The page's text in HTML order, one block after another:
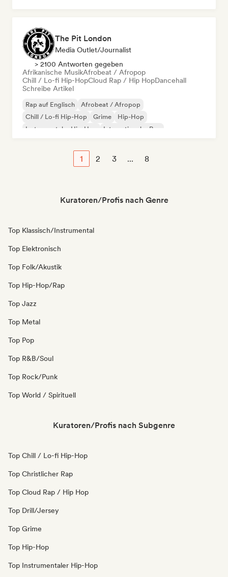
The Pit London
Media Outlet/Journalist
> 2100 Antworten gegeben
Afrikanische MusikAfrobeat / Afropop
Chill / Lo-fi Hip-HopCloud Rap / Hip HopDancehall
Schreibe Artikel
Rap auf Englisch
Afrobeat / Afropop
Chill / Lo-fi Hip-Hop
Grime
Hip-Hop
Instrumentaler Hip-Hop
Internationaler Rap
1 2 3 ... 8
Kuratoren/Profis nach Genre
Top Klassisch/Instrumental
Top Elektronisch
Top Folk/Akustik
Top Hip-Hop/Rap
Top Jazz
Top Metal
Top Pop
Top R&B/Soul
Top Rock/Punk
Top World / Spirituell
Kuratoren/Profis nach Subgenre
Top Chill / Lo-fi Hip-Hop
Top Christlicher Rap
Top Cloud Rap / Hip Hop
Top Drill/Jersey
Top Grime
Top Hip-Hop
Top Instrumentaler Hip-Hop